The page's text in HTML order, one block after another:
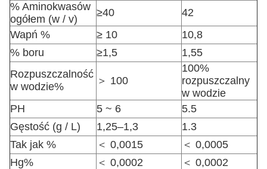
% Aminokwasów
ogółem (w / v)
≥40
42
Wapń %
≥ 10
10,8
% boru
≥1,5
1,55
Rozpuszczalność
w wodzie%
＞ 100
100%
rozpuszczalny
w wodzie
PH
5 ~ 6
5.5
Gęstość (g / L)
1,25–1,3
1.3
Tak jak %
＜ 0,0015
＜ 0,0005
Hg%
＜ 0,0002
＜ 0,0002